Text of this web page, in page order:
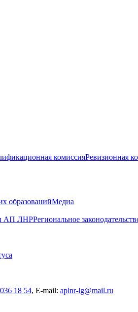
комиссияРевизионная
образованийМедиа
АП ЛНРРегиональное
18 54, E-mail: aplnr-lg@mail.ru